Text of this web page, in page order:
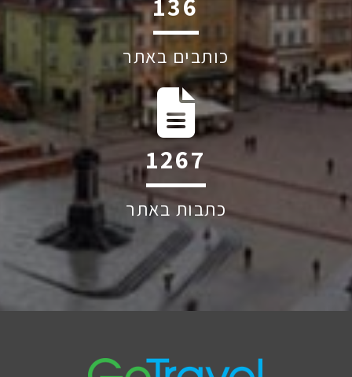
כותבים באתר
1863
כתבות באתר